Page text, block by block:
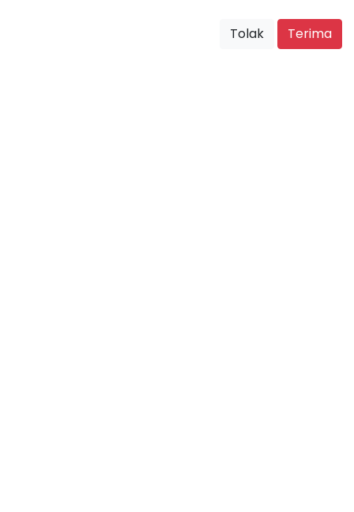
Tolak Terima